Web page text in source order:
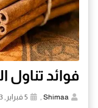
فوائد تناول
Shimaa
,